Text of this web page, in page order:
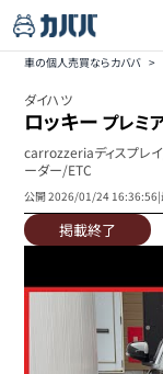
車の個人売買ならカババ >
ダイハツ
ロッキー プレミ
carrozzeriaディスプレ
ーダー/ETC
公開2026/01/24 16:36:56|
掲載終了